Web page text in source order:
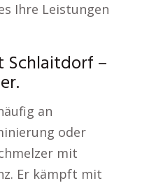
Ihre Leistungen
–
an
oder
mit
Er kämpft mit